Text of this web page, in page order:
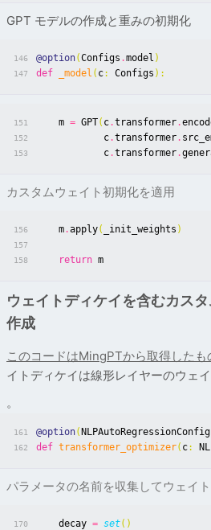
GPT モデルの作成と重みの初期化
146 @option(Configs .model )
147 def _model ( c: Configs ):
151 m = GPT( c.transformer.
152 c.transformer.
153 c.transformer.
カスタムウェイト初期化を適用
156 m.apply( _init_weights )
157
158
return m
ウェイトディケイを含むカス
作成
このコードはMingPTから取得したも
イトディケイは線形レイヤーのウェ
。
161 @option(
162 def transformer_optimizer( c:
パラメータの名前を収集してウェイ
170 decay = set()